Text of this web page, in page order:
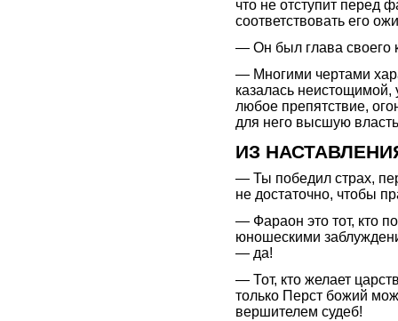
что не отступит перед
соответствовать его
— Он был глава своего
— Многими чертами
казалась неистощимой,
любое препятствие,
для него высшую
ИЗ
— Ты победил страх,
не достаточно, чтобы
— Фараон это тот, кто
юношескими
— да!
— Тот, кто желает
только Перст божий
вершителем судеб!